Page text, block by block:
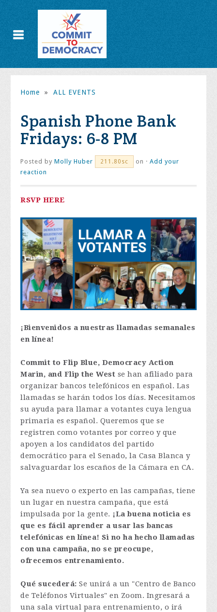
Home » ALL EVENTS
Spanish Phone Bank
Fridays: 6-8 PM
Posted byMolly Huber 211.80sc on ·Add your
reaction
RSVP HERE
¡Bienvenidos a nuestras llamadas semanales
en línea!
Commit to Flip Blue, Democracy Action
Marin, and Flip the West se han afiliado para
organizar bancos telefónicos en español. Las
llamadas se harán todos los días. Necesitamos
su ayuda para llamar a votantes cuya lengua
primaria es español. Queremos que se
registren como votantes por correo y que
apoyen a los candidatos del partido
democrático para el Senado, la Casa Blanca y
salvaguardar los escaños de la Cámara en CA.
Ya sea nuevo o experto en las campañas, tiene
un lugar en nuestra campaña, que está
impulsada por la gente. ¡La buena noticia es
que es fácil aprender a usar las bancas
telefónicas en línea! Si no ha hecho llamadas
con una campaña, no se preocupe,
ofrecemos entrenamiento.
Qué sucederá: Se unirá a un "Centro de Banco
de Teléfonos Virtuales" en Zoom. Ingresará a
una sala virtual para entrenamiento, o irá